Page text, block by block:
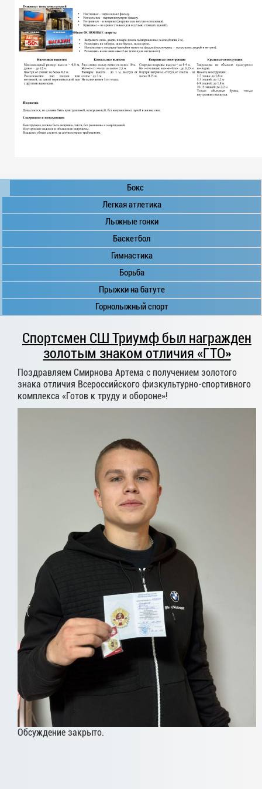
Бокс
Легкая атлетика
Лыжные гонки
Баскетбол
Гимнастика
Борьба
Прыжки на батуте
Горнолыжный спорт
Спортсмен СШ Триумф был награжден
золотым знаком отличия «ГТО»
Поздравляем Смирнова Артема с получением золотого
знака отличия Всероссийского физкультурно-спортивного
комплекса «Готов к труду и обороне»!
Обсуждение закрыто.